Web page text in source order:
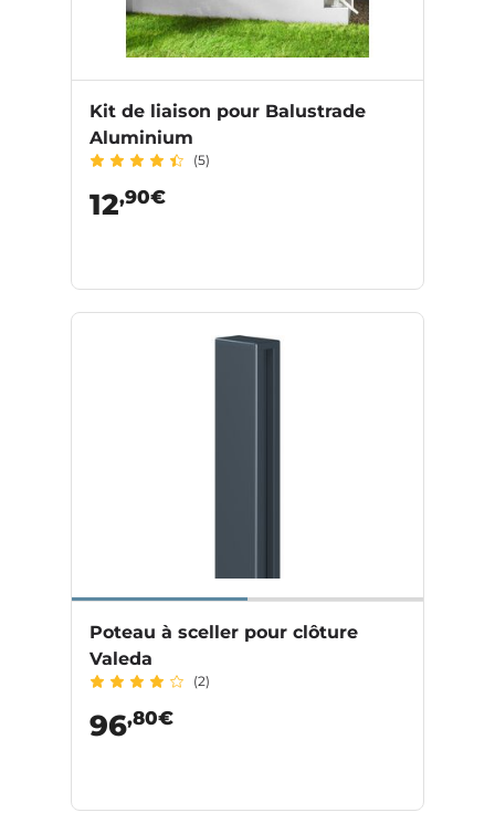
Kit de liaison pour Balustrade
Aluminium
(5)
12,90€
Poteau à sceller pour clôture
Valeda
(2)
96,80€